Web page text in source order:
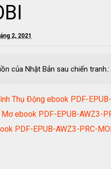
2, 2021
của Nhật Bản sau chiến tranh.:
Thụ Động ebook PDF-
ebook PDF-EPUB-AWZ3-
PDF-EPUB-AWZ3-PRC-